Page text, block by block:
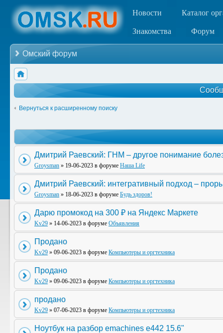
Новости Каталог
Знакомства Форум
Омский форум
Вернуться к расширенному поиску
Дмитрий Раевский: ГНМ – другое понимание
Groysman » 19-06-2023 в форуме Наша Life
Дмитрий Раевский: интегративный подход –
Groysman » 18-06-2023 в форуме Будь здоров!
Дарю промокод на 300 ₽ на Яндекс Маркете
Kv29 » 14-06-2023 в форуме Объявления
Продано
Kv29 » 09-06-2023 в форуме Компьютеры и оргтехника
Продано
Kv29 » 09-06-2023 в форуме Компьютеры и оргтехника
продано
Kv29 » 07-06-2023 в форуме Компьютеры и оргтехника
Ноутбук на разбор emachines e442 15.6"